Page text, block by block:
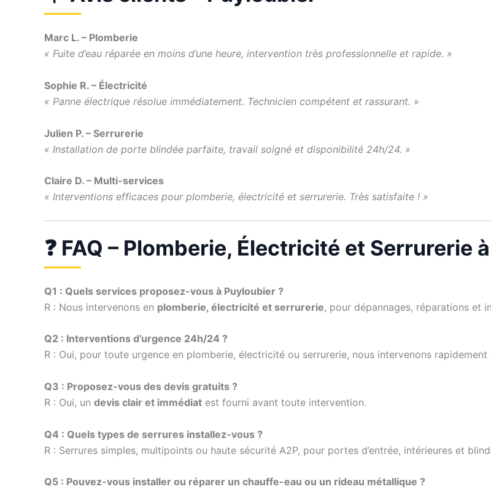
Marc L. – Plomberie
« Fuite d’eau réparée en moins d’une heure, intervention très professionnelle et rapide. »
Sophie R. – Électricité
« Panne électrique résolue immédiatement. Technicien compétent et rassurant. »
Julien P. – Serrurerie
« Installation de porte blindée parfaite, travail soigné et disponibilité 24h/24. »
Claire D. – Multi-services
« Interventions efficaces pour plomberie, électricité et serrurerie. Très satisfaite ! »
❓ FAQ – Plomberie, Électricité et Serrurerie
Q1 : Quels services proposez-vous à Puyloubier ?
R : Nous intervenons en plomberie, électricité et serrurerie, pour dépannages, réparations et
Q2 : Interventions d’urgence 24h/24 ?
R : Oui, pour toute urgence en plomberie, électricité ou serrurerie, nous intervenons
Q3 : Proposez-vous des devis gratuits ?
R : Oui, un devis clair et immédiat est fourni avant toute intervention.
Q4 : Quels types de serrures installez-vous ?
R : Serrures simples, multipoints ou haute sécurité A2P, pour portes d’entrée, intérieures et
Q5 : Pouvez-vous installer ou réparer un chauffe-eau ou un rideau métallique ?